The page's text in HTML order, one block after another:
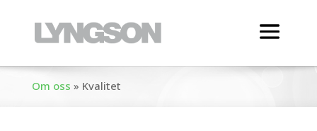
Om oss » Kvalitet